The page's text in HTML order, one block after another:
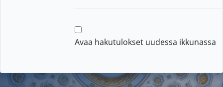
Avaa hakutulokset uudessa ikkunassa